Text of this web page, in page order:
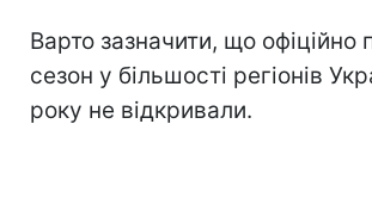
Варто зазначити, що офіційно
сезон у більшості регіонів
року не відкривали.